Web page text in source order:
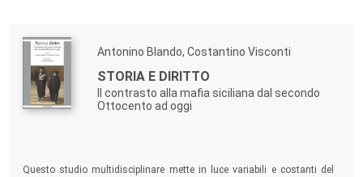
Antonino Blando, Costantino Visconti
STORIA E DIRITTO
Il contrasto alla mafia siciliana dal secondo
Ottocento ad oggi
Questo studio multidisciplinare mette in luce variabili e costanti del